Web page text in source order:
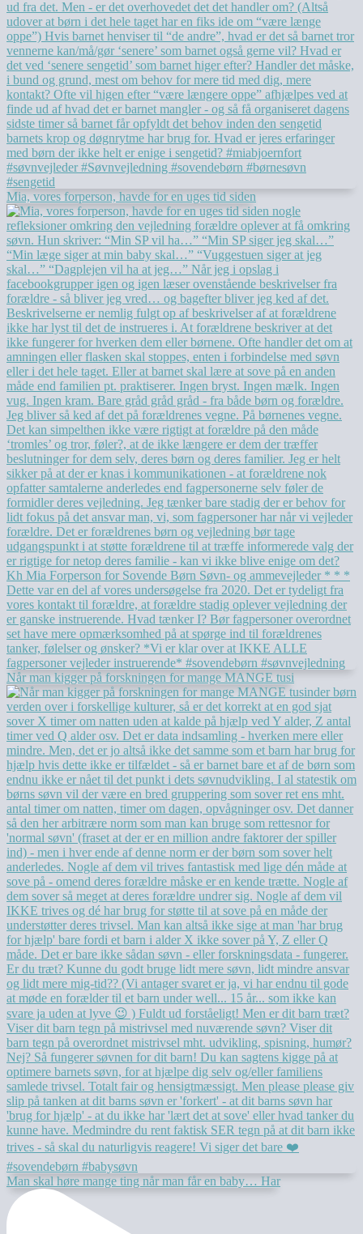
Mia, vores forperson, havde for en uges tid siden
Når man kigger på forskningen for mange MANGE tusi
Man skal høre mange ting når man får en baby… Har